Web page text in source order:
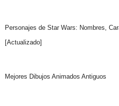
Personajes de Star Wars: Nombres,
[Actualizado]
Mejores Dibujos Animados Antiguos